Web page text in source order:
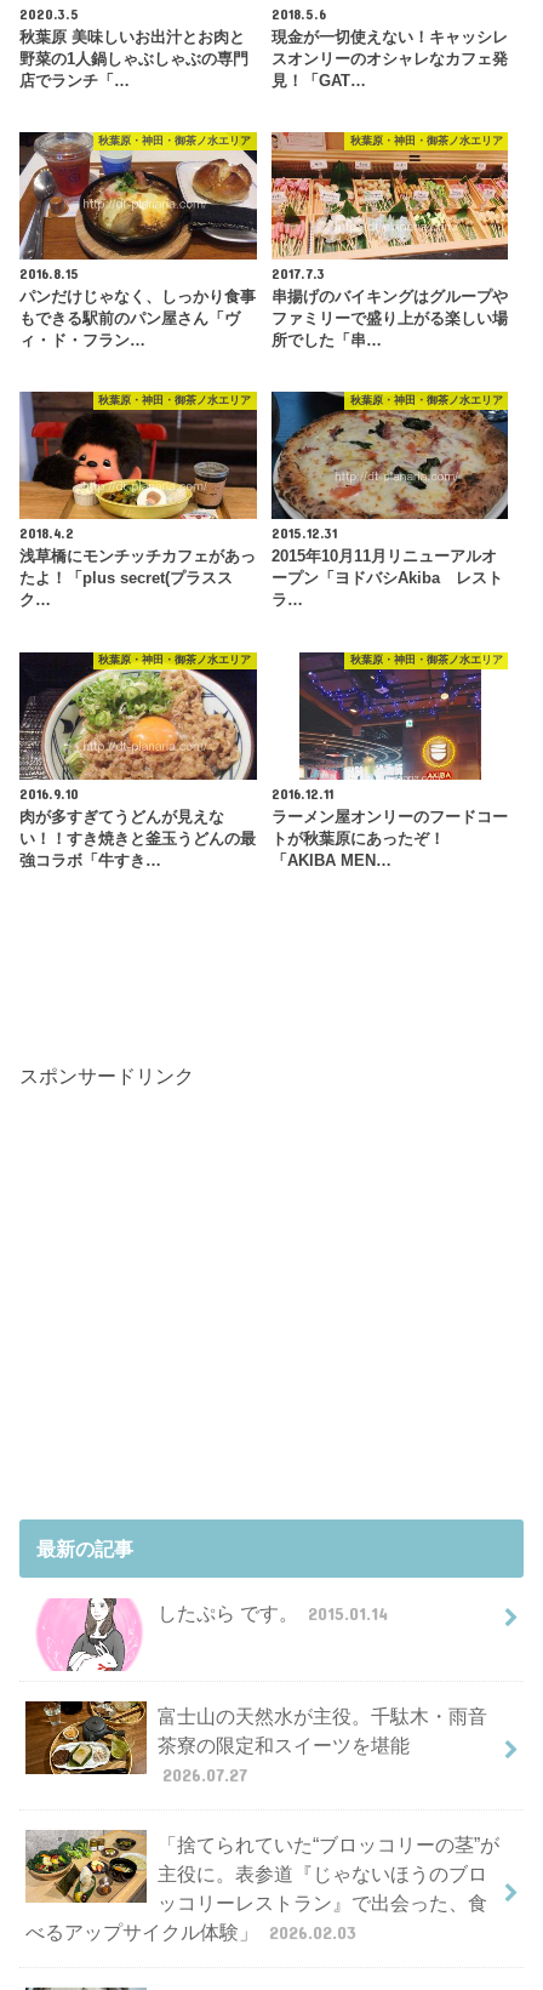
2020.3.5
秋葉原 美味しいお出汁とお肉と
野菜の1人鍋しゃぶしゃぶの専門
店でランチ「…
2018.5.6
現金が一切使えない！キャッシレ
スオンリーのオシャレなカフェ発
見！「GAT…
秋葉原・神田・御茶ノ水エリア
2016.8.15
パンだけじゃなく、しっかり食事
もできる駅前のパン屋さん「ヴ
ィ・ド・フラン…
秋葉原・神田・御茶ノ水エリア
2017.7.3
串揚げのバイキングはグループや
ファミリーで盛り上がる楽しい場
所でした「串…
秋葉原・神田・御茶ノ水エリア
2018.4.2
浅草橋にモンチッチカフェがあっ
たよ！「plus secret(プラスス
ク…
秋葉原・神田・御茶ノ水エリア
2015.12.31
2015年10月11月リニューアルオ
ープン「ヨドバシAkiba レスト
ラ…
秋葉原・神田・御茶ノ水エリア
2016.9.10
肉が多すぎてうどんが見えな
い！！すき焼きと釜玉うどんの最
強コラボ「牛すき…
秋葉原・神田・御茶ノ水エリア
2016.12.11
ラーメン屋オンリーのフードコー
トが秋葉原にあったぞ！
「AKIBA MEN…
スポンサードリンク
最新の記事
したぷら です。 2015.01.14
富士山の天然水が主役。千駄木・雨音
茶寮の限定和スイーツを堪能
2026.07.27
「捨てられていた“ブロッコリーの茎”が
主役に。表参道『じゃないほうのブロ
ッコリーレストラン』で出会った、食
べるアップサイクル体験」
2026.02.03